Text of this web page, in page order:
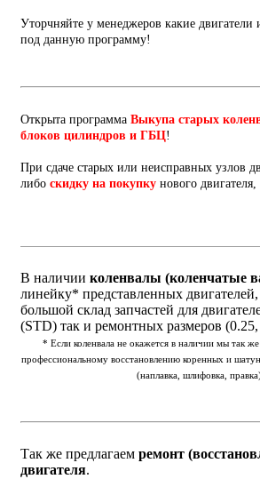
Уторчняйте у менеджеров какие
под данную программу!
Открыта программа Выкупа старых
блоков цилиндров и ГБЦ!
При сдаче старых или неисправных узлов
либо скидку на покупку нового
В наличии коленвалы (коленчатые
линейку* представленных двигателей,
большой склад запчастей для
(STD) так и ремонтных размеров
* Если коленвала не окажется в наличии мы так
профессиональному восстановлению коренных и
(наплавка, шлифовка,
Так же предлагаем ремонт
двигателя.